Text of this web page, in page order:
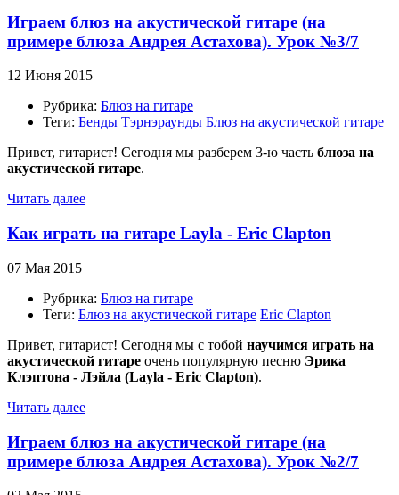
Играем блюз на акустической гитаре (на
примере блюза Андрея Астахова). Урок №3/7
12 Июня 2015
Рубрика: Блюз на гитаре
Теги: Бенды Тэрнэраунды Блюз на акустической гитаре
Привет, гитарист! Сегодня мы разберем 3-ю часть блюза на
акустической гитаре.
Читать далее
Как играть на гитаре Layla - Eric Clapton
07 Мая 2015
Рубрика: Блюз на гитаре
Теги: Блюз на акустической гитаре Eric Clapton
Привет, гитарист! Сегодня мы с тобой научимся играть на
акустической гитаре очень популярную песню Эрика
Клэптона - Лэйла (Layla - Eric Clapton).
Читать далее
Играем блюз на акустической гитаре (на
примере блюза Андрея Астахова). Урок №2/7